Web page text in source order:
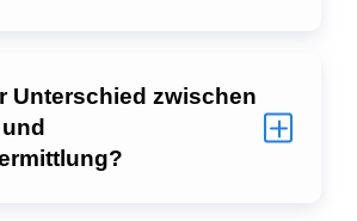
Unterschied zwischen